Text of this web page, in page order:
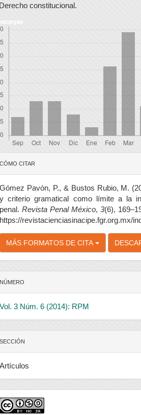
constitucional.
CÓMO CITAR
Gómez Pavón, P., & Bustos Rubio, M.
y criterio gramatical como límite a la
penal. Revista Penal México, 3(6),
https://revistacienciasinacipe.fgr.org.mx/
MÁS FORMATOS DE CITA
NÚMERO
Vol. 3 Núm. 6 (2014): RPM
SECCIÓN
Artículos